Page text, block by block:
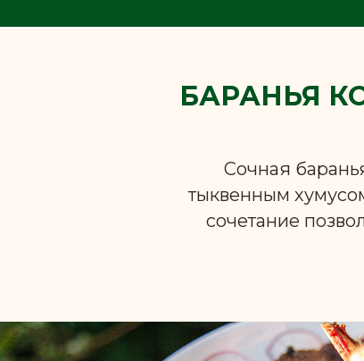
БАРАНЬЯ
Сочная
тыквенным
сочетание